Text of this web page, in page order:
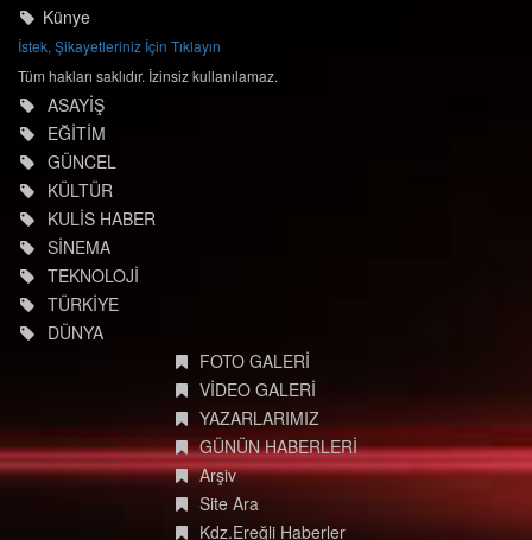
Künye
İstek, Şikayetleriniz İçin Tıklayın
Tüm hakları saklıdır. İzinsiz kullanılamaz.
ASAYİŞ
EĞİTİM
GÜNCEL
KÜLTÜR
KULİS HABER
SİNEMA
TEKNOLOJİ
TÜRKİYE
DÜNYA
FOTO GALERİ
VİDEO GALERİ
YAZARLARIMIZ
GÜNÜN HABERLERİ
Arşiv
Site Ara
Kdz.Ereğli Haberler